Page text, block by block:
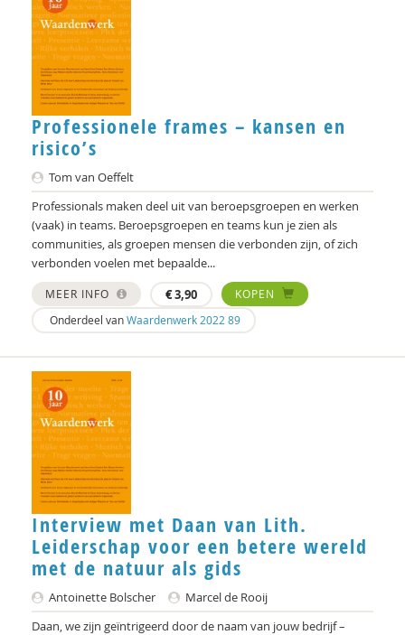
Robert van Putten
Denise Robbesom
Peter Rombouts
Bart van Rosmalen
Joke van Saane
Wouter Schenke
Martien Schreurs
Chantal Sluijsmans
Annika Smit
Barbara van der Steen
Fernando Suárez Müller
Caroline Suransky
Ben van den Brand
Peter van Hekke
Margret van Paassen
Ben van Remmerden
Jacco van Uden
Professionele frames – kansen en
risico’s
Tom van Oeffelt
Professionals maken deel uit van beroepsgroepen en werken
(vaak) in teams. Beroepsgroepen en teams kun je zien als
communities, als groepen mensen die verbonden zijn, of zich
verbonden voelen met bepaalde...
MEER INFO €3,90
KOPEN
Onderdeel vanWaardenwerk 2022 89
Interview met Daan van Lith.
Leiderschap voor een betere wereld
met de natuur als gids
Antoinette Bolscher
Marcel de Rooij
Daan, we zijn geïntrigeerd door de naam van jouw bedrijf –